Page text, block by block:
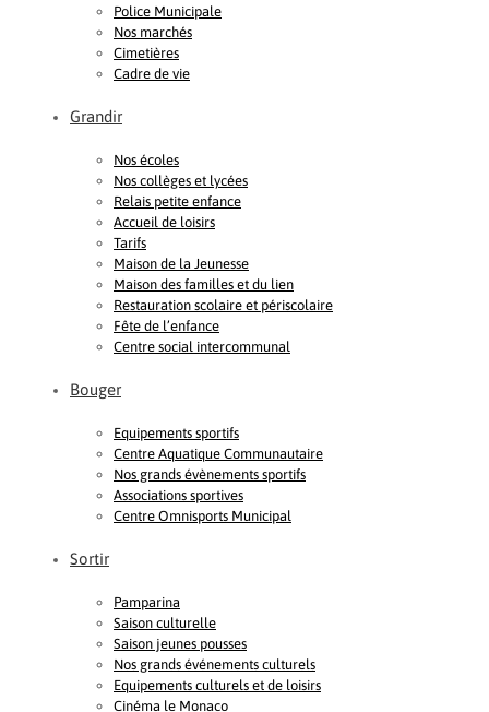
Police Municipale
Nos marchés
Cimetières
Cadre de vie
Grandir
Nos écoles
Nos collèges et lycées
Relais petite enfance
Accueil de loisirs
Tarifs
Maison de la Jeunesse
Maison des familles et du lien
Restauration scolaire et périscolaire
Fête de l’enfance
Centre social intercommunal
Bouger
Equipements sportifs
Centre Aquatique Communautaire
Nos grands évènements sportifs
Associations sportives
Centre Omnisports Municipal
Sortir
Pamparina
Saison culturelle
Saison jeunes pousses
Nos grands événements culturels
Equipements culturels et de loisirs
Cinéma le Monaco